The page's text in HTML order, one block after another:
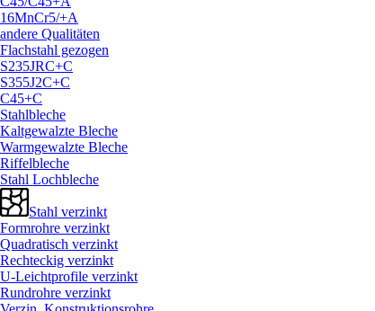
16MnCr5/+A
andere Qualitäten
Flachstahl gezogen
S235JRC+C
S355J2C+C
C45+C
Stahlbleche
Kaltgewalzte Bleche
Warmgewalzte Bleche
Riffelbleche
Stahl Lochbleche
Stahl verzinkt
Formrohre verzinkt
Quadratisch verzinkt
Rechteckig verzinkt
U-Leichtprofile verzinkt
Rundrohre verzinkt